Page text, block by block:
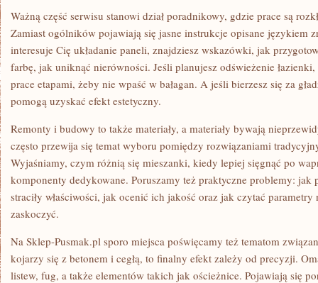
Ważną część serwisu stanowi dział poradnikowy, gdzie prace są
Zamiast ogólników pojawiają się jasne instrukcje opisane językiem
interesuje Cię układanie paneli, znajdziesz wskazówki, jak
farbę, jak uniknąć nierówności. Jeśli planujesz odświeżenie
prace etapami, żeby nie wpaść w bałagan. A jeśli bierzesz się za
pomogą uzyskać efekt estetyczny.
Remonty i budowy to także materiały, a materiały bywają
często przewija się temat wyboru pomiędzy rozwiązaniami
Wyjaśniamy, czym różnią się mieszanki, kiedy lepiej sięgnąć po
komponenty dedykowane. Poruszamy też praktyczne problemy: jak
straciły właściwości, jak ocenić ich jakość oraz jak czytać
zaskoczyć.
Na Sklep-Pusmak.pl sporo miejsca poświęcamy też tematom
kojarzy się z betonem i cegłą, to finalny efekt zależy od precyzji.
listew, fug, a także elementów takich jak ościeżnice. Pojawiają się